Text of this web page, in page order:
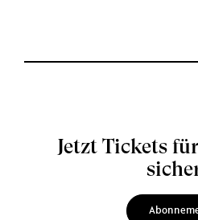
Jetzt Tickets